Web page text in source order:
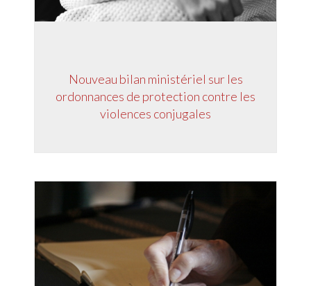
Nouveau bilan ministériel sur les
ordonnances de protection contre les
violences conjugales